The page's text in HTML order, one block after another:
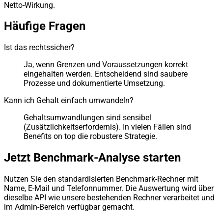
Netto-Wirkung.
Häufige Fragen
Ist das rechtssicher?
Ja, wenn Grenzen und Voraussetzungen korrekt
eingehalten werden. Entscheidend sind saubere
Prozesse und dokumentierte Umsetzung.
Kann ich Gehalt einfach umwandeln?
Gehaltsumwandlungen sind sensibel
(Zusätzlichkeitserfordernis). In vielen Fällen sind
Benefits on top die robustere Strategie.
Jetzt Benchmark-Analyse starten
Nutzen Sie den standardisierten Benchmark-Rechner mit
Name, E-Mail und Telefonnummer. Die Auswertung wird über
dieselbe API wie unsere bestehenden Rechner verarbeitet und
im Admin-Bereich verfügbar gemacht.